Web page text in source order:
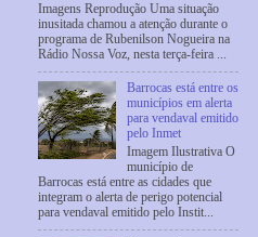
Imagens Reprodução Uma situação
inusitada chamou a atenção durante o
programa de Rubenilson Nogueira na
Rádio Nossa Voz, nesta terça-feira ...
Barrocas está entre os
municípios em alerta
para vendaval emitido
pelo Inmet
Imagem Ilustrativa O
município de
Barrocas está entre as cidades que
integram o alerta de perigo potencial
para vendaval emitido pelo Instit...